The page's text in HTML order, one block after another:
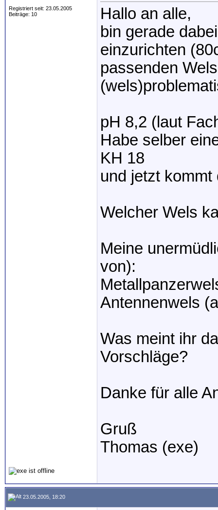
Registriert seit: 23.05.2005
Beiträge: 10
Hallo an alle,
bin gerade
einzurichten
passenden
pH 8,2 (laut
Habe selber
KH 18
und jetzt
Welcher Wels
Meine
von):
Antennenwels
Was meint ihr
Vorschläge?
Danke für alle
Gruß
Thomas (exe)
23.05.2005, 18:20